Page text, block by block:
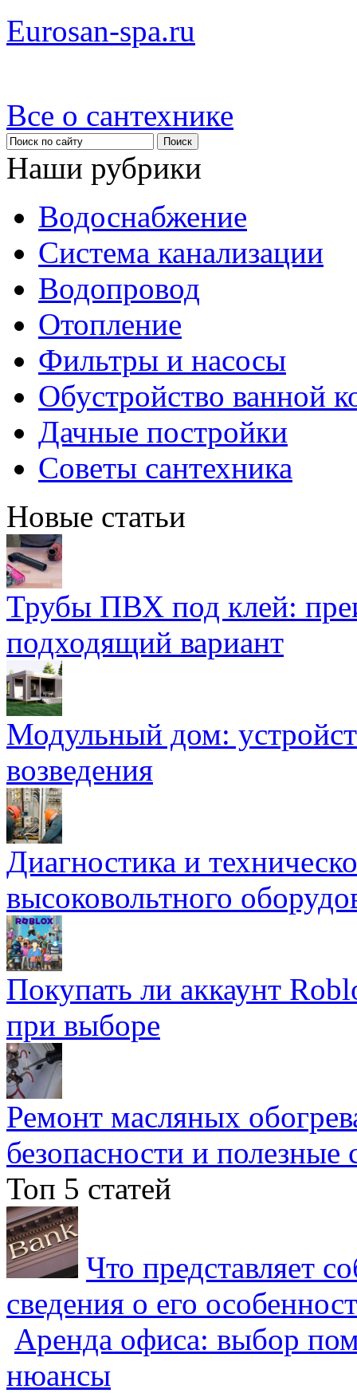
Eurosan-spa.ru
Все о сантехнике
Наши рубрики
Водоснабжение
Система канализации
Водопровод
Отопление
Фильтры и насосы
Обустройство ванной
Дачные постройки
Советы сантехника
Новые статьи
Трубы ПВХ под клей:
подходящий вариант
Модульный дом:
возведения
Диагностика и
высоковольтного
Покупать ли аккаунт
при выборе
Ремонт масляных
безопасности и полезные
Топ 5 статей
Что представляет
сведения о его
Аренда офиса: выбор
нюансы